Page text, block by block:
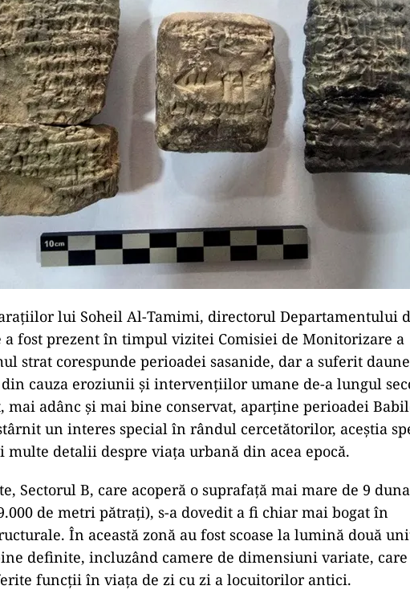
ad
lui Soheil Al-Tamimi, directorul Departamentului de